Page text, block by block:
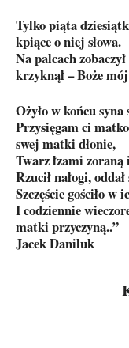
Tylko piąta
kpiące o niej słowa.
Na palcach
krzyknął – Boże
Ożyło w końcu
Przysięgam ci
swej matki dłonie,
Twarz łzami
Rzucił nałogi,
Szczęście gościło w
I codziennie
matki przyczyną..”
Jacek Daniluk